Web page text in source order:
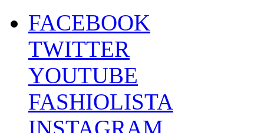
FACEBOOK
TWITTER
YOUTUBE
FASHIOLISTA
INSTAGRAM